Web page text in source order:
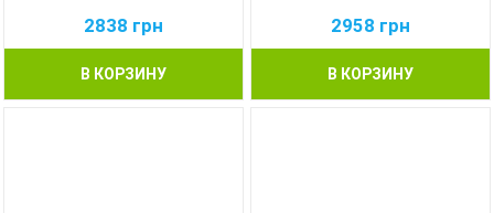
2838 грн
В КОРЗИНУ
2958 грн
В КОРЗИНУ